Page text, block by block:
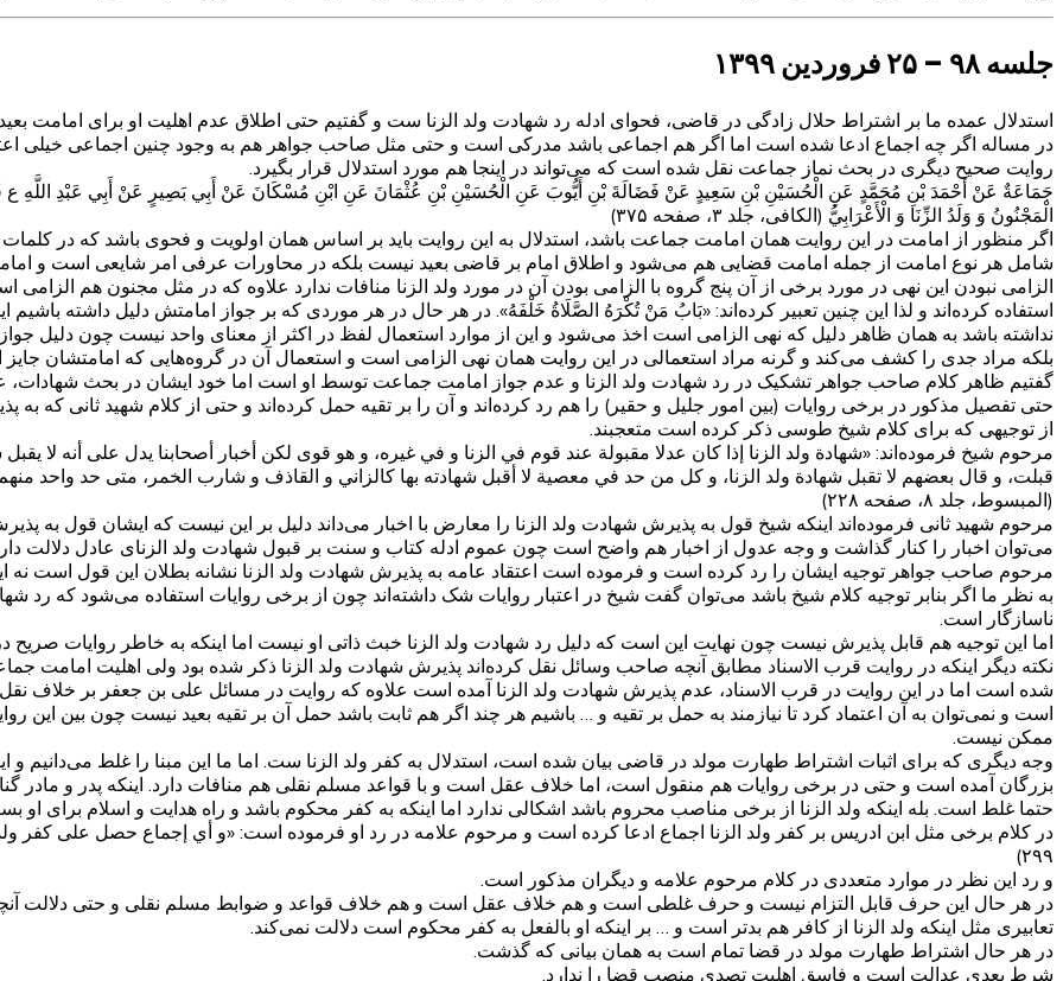
جلسه ۹۸ – ۲۵ فروردین ۱۳۹۹
استدلال عمده ما بر اشتراط حلال زادگی در قاضی، فحوای ادله رد شهادت ولد الزنا ست و گفتیم حتی اطلاق عدم اهلیت او برای امامت
در مساله اگر چه اجماع ادعا شده است اما اگر هم اجماعی باشد مدرکی است و حتی مثل صاحب جواهر هم به وجود چنین اجماعی خیلی
روایت صحیح دیگری در بحث نماز جماعت نقل شده است که می‌تواند در اینجا هم مورد استدلال قرار بگیرد.
جَمَاعَةٌ عَنْ أَحْمَدَ بْنِ مُحَمَّدٍ عَنِ الْحُسَيْنِ بْنِ سَعِيدٍ عَنْ فَضَالَةَ بْنِ أَيُّوبَ عَنِ الْحُسَيْنِ بْنِ عُثْمَانَ عَنِ ابْنِ مُسْكَانَ عَنْ أَبِي بَصِيرٍ عَنْ أَبِي عَبْدِ اللَّهِ ع
الْمَجْنُونُ وَ وَلَدُ الزِّنَا وَ الْأَعْرَابِيُّ‌ (الکافی، جلد ۳، صفحه ۳۷۵)
اگر منظور از امامت در این روایت همان امامت جماعت باشد، استدلال به این روایت باید بر اساس همان اولویت و فحوی باشد که در
شامل هر نوع امامت از جمله امامت قضایی هم می‌شود و اطلاق امام بر قاضی بعید نیست بلکه در محاورات عرفی امر شایعی است و
الزامی نبودن این نهی در مورد برخی از آن پنج گروه با الزامی بودن آن در مورد ولد الزنا منافات ندارد علاوه که در مثل مجنون هم
استفاده کرده‌اند و لذا این چنین تعبیر کرده‌اند: «بَابُ مَنْ تُكْرَهُ الصَّلَاةُ خَلْفَهُ». در هر حال در هر موردی که بر جواز امامتش دلیل داشته
نداشته باشد به همان ظاهر دلیل که نهی الزامی است اخذ می‌شود و این از موارد استعمال لفظ در اکثر از معنای واحد نیست چون دلیل جواز
بلکه مراد جدی را کشف می‌کند و گرنه مراد استعمالی در این روایت همان نهی الزامی است و استعمال آن در گروه‌هایی که امامتشان
گفتیم ظاهر کلام صاحب جواهر تشکیک در رد شهادت ولد الزنا و عدم جواز امامت جماعت توسط او است اما خود ایشان در بحث شهادات،
حتی تفصیل مذکور در برخی روایات (بین امور جلیل و حقیر) را هم رد کرده‌اند و آن را بر تقیه حمل کرده‌اند و حتی از کلام شهید ثانی
از توجیهی که برای کلام شیخ طوسی ذکر کرده است متعجبند.
مرحوم شیخ فرموده‌اند: «شهادة ولد الزنا إذا كان عدلا مقبولة عند قوم في الزنا‌ و في غيره، و هو قوى لكن أخبار أصحابنا يدل على أنه لا
قبلت، و قال بعضهم لا تقبل شهادة ولد الزنا، و كل من حد في معصية لا أقبل شهادته بها كالزاني و القاذف و شارب الخمر، متى حد واحد
(المبسوط، جلد ۸، صفحه ۲۲۸)
مرحوم شهید ثانی فرموده‌اند اینکه شیخ قول به پذیرش شهادت ولد الزنا را معارض با اخبار می‌داند دلیل بر این نیست که ایشان قول به
می‌توان اخبار را کنار گذاشت و وجه عدول از اخبار هم واضح است چون عموم ادله کتاب و سنت بر قبول شهادت ولد الزنای عادل دلالت
مرحوم صاحب جواهر توجیه ایشان را رد کرده است و فرموده است اعتقاد عامه به پذیرش شهادت ولد الزنا نشانه بطلان این قول است نه
به نظر ما اگر بنابر توجیه کلام شیخ باشد می‌توان گفت شیخ در اعتبار روایات شک داشته‌اند چون از برخی روایات استفاده می‌شود که رد
ناسازگار است.
اما این توجیه هم قابل پذیرش نیست چون نهایت این است که دلیل رد شهادت ولد الزنا خبث ذاتی او نیست اما اینکه به خاطر روایات
نکته دیگر اینکه در روایت قرب الاسناد مطابق آنچه صاحب وسائل نقل کرده‌اند پذیرش شهادت ولد الزنا ذکر شده بود ولی اهلیت امامت
شده است اما در این روایت در قرب الاسناد، عدم پذیرش شهادت ولد الزنا آمده است علاوه که روایت در مسائل علی بن جعفر بر خلاف
است و نمی‌توان به آن اعتماد کرد تا نیازمند به حمل بر تقیه و … باشیم هر چند اگر هم ثابت باشد حمل آن بر تقیه بعید نیست چون بین این
ممکن نیست.
وجه دیگری که برای اثبات اشتراط طهارت مولد در قاضی بیان شده است، استدلال به کفر ولد الزنا ست. اما ما این مبنا را غلط می‌دانیم و
بزرگان آمده است و حتی در برخی روایات هم منقول است، اما خلاف عقل است و با قواعد مسلم نقلی هم منافات دارد. اینکه پدر و مادر
حتما غلط است. بله اینکه ولد الزنا از برخی مناصب محروم باشد اشکالی ندارد اما اینکه به کفر محکوم باشد و راه هدایت و اسلام برای او
۲۹۹)
و رد این نظر در موارد متعددی در کلام مرحوم علامه و دیگران مذکور است.
در هر حال این حرف قابل التزام نیست و حرف غلطی است و هم خلاف عقل است و هم خلاف قواعد و ضوابط مسلم نقلی و حتی دلالت آنچه
تعابیری مثل اینکه ولد الزنا از کافر هم بدتر است و … بر اینکه او بالفعل به کفر محکوم است دلالت نمی‌کند.
در هر حال اشتراط طهارت مولد در قضا تمام است به همان بیانی که گذشت.
شرط بعدی عدالت است و فاسق اهلیت تصدی منصب قضا را ندارد.